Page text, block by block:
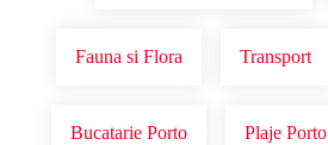
Fauna si Flora Transport
Bucatarie Porto Plaje Porto